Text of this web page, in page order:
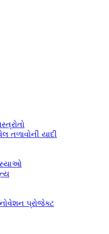
તળાવોની યાદી
પ્રોજેક્ટ